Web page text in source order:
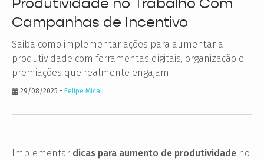
Produtividade no Trabalho Com
Campanhas de Incentivo
Saiba como implementar ações para aumentar a
produtividade com ferramentas digitais, organização e
premiações que realmente engajam.
29/08/2025 - Felipe Micali
Implementar dicas para aumento de produtividade no